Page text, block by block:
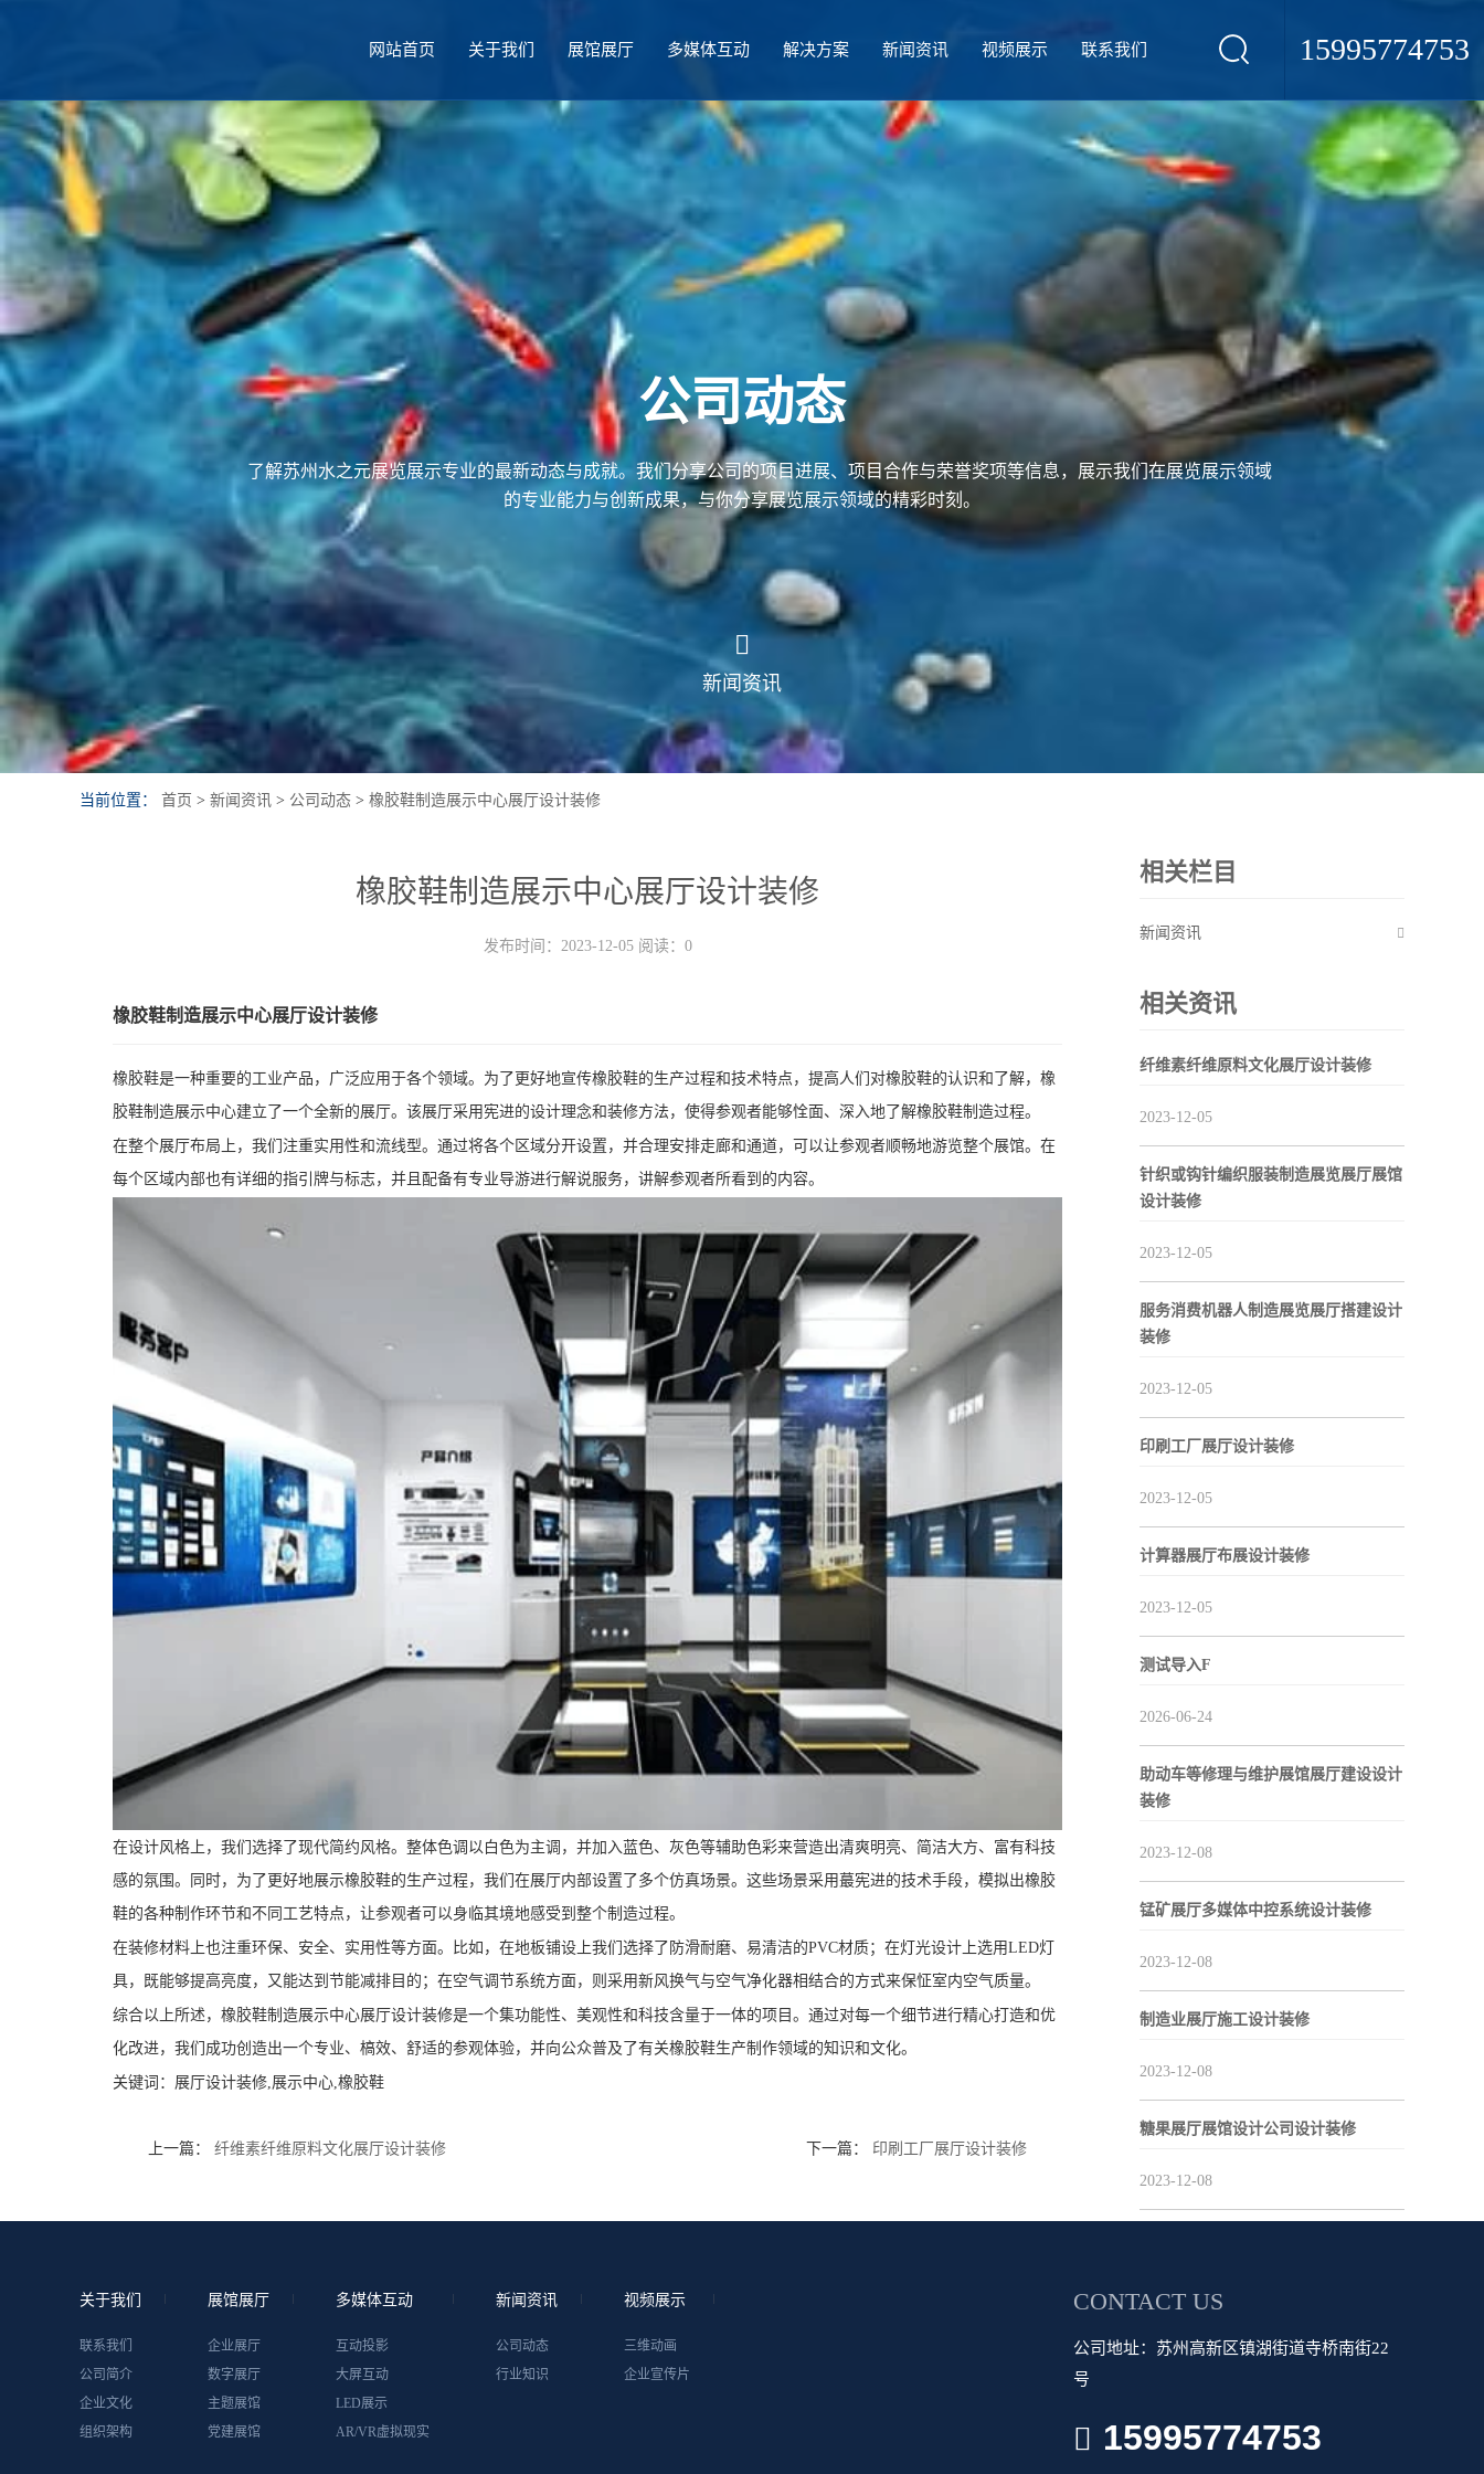
15995774753
网站首页 关于我们 展馆展厅 多媒体互动 解决方案 新闻资讯 视频展示 联系我们
公司动态
了解苏州水之元展览展示专业的最新动态与成就。我们分享公司的项目进展、项目合作与荣誉奖项等信息，展示我们在展览展示领域
的专业能力与创新成果，与你分享展览展示领域的精彩时刻。
新闻资讯
当前位置： 首页 > 新闻资讯 > 公司动态 > 橡胶鞋制造展示中心展厅设计装修
橡胶鞋制造展示中心展厅设计装修
发布时间：2023-12-05 阅读：0
橡胶鞋制造展示中心展厅设计装修
橡胶鞋是一种重要的工业产品，广泛应用于各个领域。为了更好地宣传橡胶鞋的生产过程和技术特点，提高人们对橡胶鞋的认识和了解，橡
胶鞋制造展示中心建立了一个全新的展厅。该展厅采用宪进的设计理念和装修方法，使得参观者能够恮面、深入地了解橡胶鞋制造过程。
在整个展厅布局上，我们注重实用性和流线型。通过将各个区域分开设置，并合理安排走廊和通道，可以让参观者顺畅地游览整个展馆。在
每个区域内部也有详细的指引牌与标志，并且配备有专业导游进行解说服务，讲解参观者所看到的内容。
在设计风格上，我们选择了现代简约风格。整体色调以白色为主调，并加入蓝色、灰色等辅助色彩来营造出清爽明亮、简洁大方、富有科技
感的氛围。同时，为了更好地展示橡胶鞋的生产过程，我们在展厅内部设置了多个仿真场景。这些场景采用蕞宪进的技术手段，模拟出橡胶
鞋的各种制作环节和不同工艺特点，让参观者可以身临其境地感受到整个制造过程。
在装修材料上也注重环保、安全、实用性等方面。比如，在地板铺设上我们选择了防滑耐磨、易清洁的PVC材质；在灯光设计上选用LED灯
具，既能够提高亮度，又能达到节能减排目的；在空气调节系统方面，则采用新风换气与空气净化器相结合的方式来保怔室内空气质量。
综合以上所述，橡胶鞋制造展示中心展厅设计装修是一个集功能性、美观性和科技含量于一体的项目。通过对每一个细节进行精心打造和优
化改进，我们成功创造出一个专业、槁效、舒适的参观体验，并向公众普及了有关橡胶鞋生产制作领域的知识和文化。
关键词： 展厅设计装修,展示中心,橡胶鞋
上一篇： 纤维素纤维原料文化展厅设计装修 下一篇： 印刷工厂展厅设计装修
相关栏目
新闻资讯
相关资讯
纤维素纤维原料文化展厅设计装修
2023-12-05
针织或钩针编织服装制造展览展厅展馆
设计装修
2023-12-05
服务消费机器人制造展览展厅搭建设计
装修
2023-12-05
印刷工厂展厅设计装修
2023-12-05
计算器展厅布展设计装修
2023-12-05
测试导入F
2026-06-24
助动车等修理与维护展馆展厅建设设计
装修
2023-12-08
锰矿展厅多媒体中控系统设计装修
2023-12-08
制造业展厅施工设计装修
2023-12-08
糖果展厅展馆设计公司设计装修
2023-12-08
关于我们
联系我们
公司简介
企业文化
组织架构
展馆展厅
企业展厅
数字展厅
主题展馆
党建展馆
多媒体互动
互动投影
大屏互动
LED展示
AR/VR虚拟现实
新闻资讯
公司动态
行业知识
视频展示
三维动画
企业宣传片
CONTACT US
公司地址：苏州高新区镇湖街道寺桥南街22
号
15995774753